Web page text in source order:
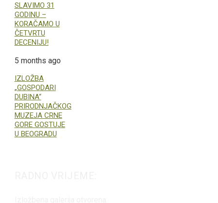
SLAVIMO 31
GODINU –
KORAČAMO U
ČETVRTU
DECENIJU!
5 months ago
IZLOŽBA
„GOSPODARI
DUBINA“
PRIRODNJAČKOG
MUZEJA CRNE
GORE GOSTUJE
U BEOGRADU